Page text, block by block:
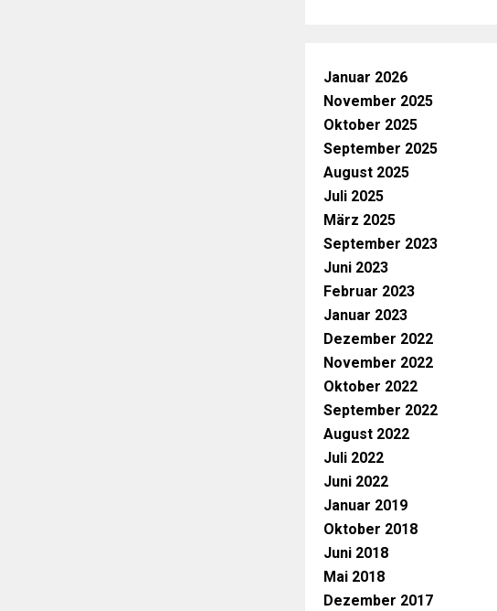
Januar 2026
November 2025
Oktober 2025
September 2025
August 2025
Juli 2025
März 2025
September 2023
Juni 2023
Februar 2023
Januar 2023
Dezember 2022
November 2022
Oktober 2022
September 2022
August 2022
Juli 2022
Juni 2022
Januar 2019
Oktober 2018
Juni 2018
Mai 2018
Dezember 2017